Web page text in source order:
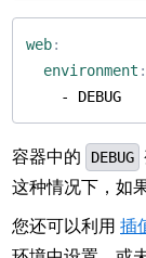
web:
environment :
- DEBUG
容器中的 DEBUG
这种情况下，如
您还可以利用 插